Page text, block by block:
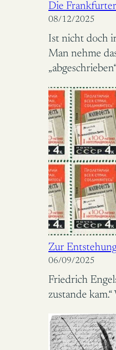
Die
08/12/2025
Ist nicht doch
Man nehme
Zur
06/09/2025
Friedrich
zustande